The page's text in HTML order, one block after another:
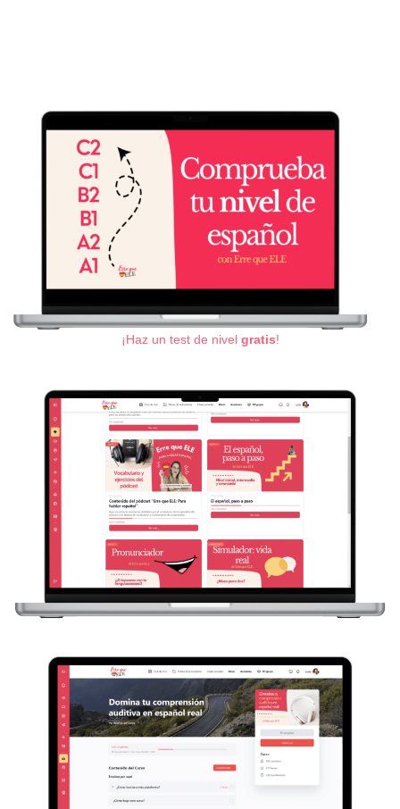
¡Haz un test de nivel gratis!